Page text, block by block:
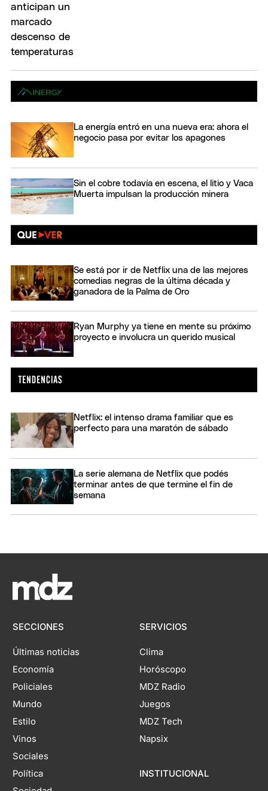
La energía entró en una nueva era: ahora el
negocio pasa por evitar los apagones
Sin el cobre todavía en escena, el litio y Vaca
Muerta impulsan la producción minera
Se está por ir de Netflix una de las mejores
comedias negras de la última década y
ganadora de la Palma de Oro
Ryan Murphy ya tiene en mente su próximo
proyecto e involucra un querido musical
Netflix: el intenso drama familiar que es
perfecto para una maratón de sábado
La serie alemana de Netflix que podés
terminar antes de que termine el fin de
semana
SECCIONES
Últimas noticias
Economía
Policiales
Mundo
Estilo
Vinos
Sociales
Política
SERVICIOS
Clima
Horóscopo
MDZ Radio
Juegos
MDZ Tech
Napsix
INSTITUCIONAL